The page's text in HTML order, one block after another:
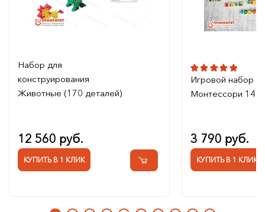
Набор для
конструирования
Животные (170 деталей)
12 560 руб.
КУПИТЬ В 1 КЛИК
Игровой набор
Монтессори 14 в
3 790 руб.
КУПИТЬ В 1 КЛИК